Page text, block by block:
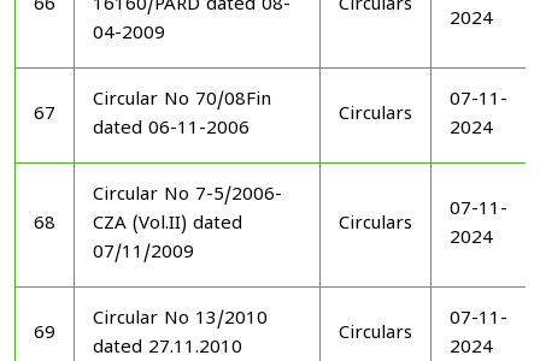
66
16160/PARD dated 08-
04-2009
Circulars
2024
67
Circular No 70/08Fin
dated 06-11-2006
Circulars
07-11-
2024
68
Circular No 7-5/2006-
CZA (Vol.II) dated
07/11/2009
Circulars
07-11-
2024
69
Circular No 13/2010
dated 27.11.2010
Circulars
07-11-
2024